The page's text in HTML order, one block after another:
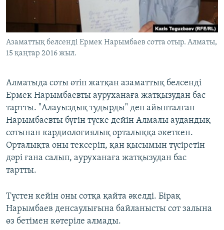
Басқа тілдерде
Азаматтық белсенді Ермек Нарымбаев сотта отыр. Алматы,
15 қаңтар 2016 жыл.
Алматыда соты өтіп жатқан азаматтық белсенді
Ермек Нарымбаевты ауруханаға жатқызудан бас
тартты. "Алауыздық тудырды" деп айыпталған
Нарымбаевты бүгін түске дейін Алмалы аудандық
сотынан кардиологиялық орталыққа әкеткен.
Орталықта оны тексеріп, қан қысымын түсіретін
дәрі ғана салып, ауруханаға жатқызудан бас
тартты.
Түстен кейін оны сотқа қайта әкелді. Бірақ
Нарымбаев денсаулығына байланысты сот залына
өз бетімен көтеріле алмады.